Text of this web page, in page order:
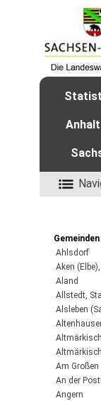
Ahlsdorf
Aken
Aland
Allstedt,
Alsleben
Am Großen
An der
Angern